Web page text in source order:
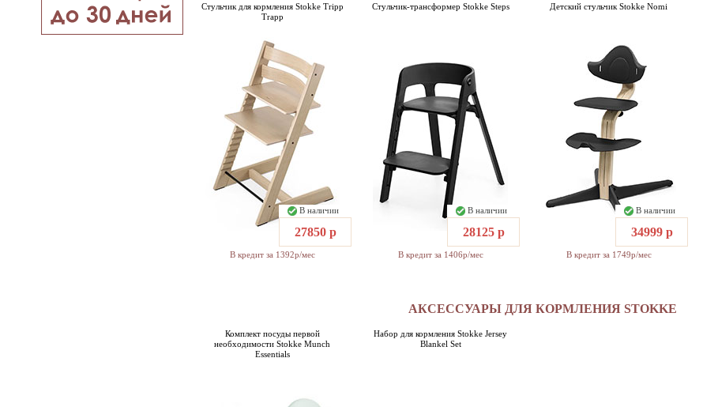
Стульчик для кормления Stokke Tripp
Trapp
В наличии
27850 р
В кредит за 1392р/мес
Стульчик-трансформер Stokke Steps
В наличии
28125 р
В кредит за 1406р/мес
Детский стульчик Stokke Nomi
В наличии
34999 р
В кредит за 1749р/мес
АКСЕССУАРЫ ДЛЯ КОРМЛЕНИЯ STOKKE
Комплект посуды первой
необходимости Stokke Munch
Essentials
Набор для кормления Stokke Jersey
Blankel Set